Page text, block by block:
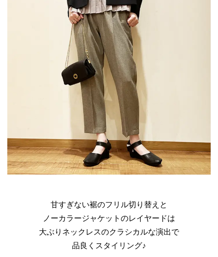
甘すぎない裾のフリル切り替えと
ノーカラージャケットのレイヤードは
大ぶりネックレスのクラシカルな演出で
品良くスタイリング♪